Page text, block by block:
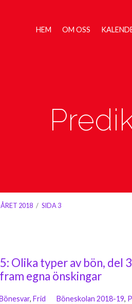
HEM OM OSS
2018 / SIDA 3
Olika typer av bön, del
fram egna önskingar
Bönesvar, Frid Böneskolan 2018-19,